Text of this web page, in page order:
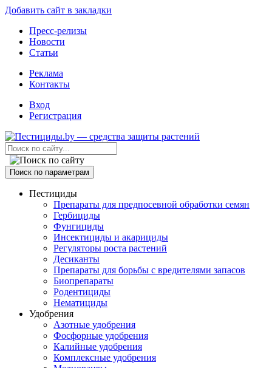
Добавить сайт в закладки
Пресс-релизы
Новости
Статьи
Реклама
Контакты
Вход
Регистрация
Поиск по параметрам
Пестициды
Препараты для предпосевной обработки семян
Гербициды
Фунгициды
Инсектициды и акарициды
Регуляторы роста растений
Десиканты
Препараты для борьбы с вредителями запасов
Биопрепараты
Родентициды
Нематициды
Удобрения
Азотные удобрения
Фосфорные удобрения
Калийные удобрения
Комплексные удобрения